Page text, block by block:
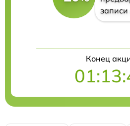
записи
Конец